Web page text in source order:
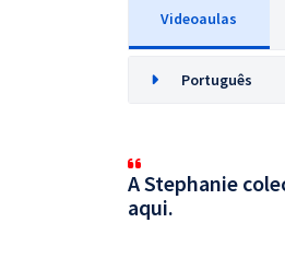
Videoaulas
Português
A Stephanie
aqui.